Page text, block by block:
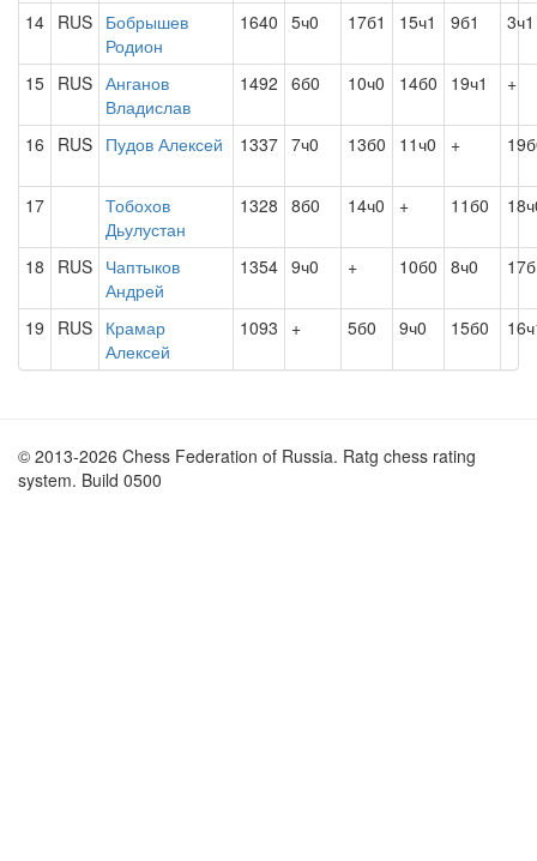
14 RUS Бобрышев
Родион
1640 5ч0 17б1 15ч1 9б1 3ч1
15 RUS Анганов
Владислав
1492 6б0 10ч0 14б0 19ч1 +
16 RUS Пудов Алексей 1337 7ч0 13б0 11ч0 +
17
Тобохов
Дьулустан
1328 8б0 14ч0 + 11б0
18 RUS Чаптыков
Андрей
1354 9ч0 + 10б0 8ч0
19 RUS Крамар
Алексей
1093 + 5б0 9ч0 15б0
© 2013-2026 Chess Federation of Russia. Ratg chess rating
system. Build 0500